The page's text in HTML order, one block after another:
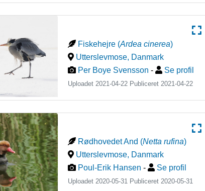
Fiskehejre (Ardea cinerea)
Utterslevmose, Danmark
Per Boye Svensson - Se profil
Uploadet 2021-04-22 Publiceret 2021-04-22
Rødhovedet And (Netta rufina)
Utterslevmose, Danmark
Poul-Erik Hansen - Se profil
Uploadet 2020-05-31 Publiceret2020-05-31